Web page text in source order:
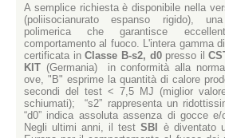
A semplice richiesta è disponibile nella
(poliisocianurato espanso rigido),
polimerica che garantisce
comportamento al fuoco. L'intera gamma
certificata inClasse B-s2, d0presso il
KIT (Germania) in conformità alla
ove, "B" esprime la quantità di calore
secondi del test < 7,5 MJ (miglior
schiumati); “s2” rappresenta un
“d0” indica assoluta assenza di gocce e/
Negli ultimi anni, il testSBI
è diventato